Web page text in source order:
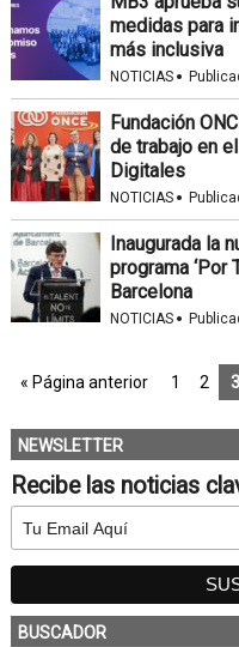
medidas para
más inclusiva
NOTICIAS ·
Fundación
de trabajo en
Digitales
NOTICIAS ·
Inaugurada la
programa ‘Por
Barcelona
NOTICIAS ·
« Página anterior 1 2 3
NEWSLETTER
Recibe las noticias
BUSCADOR